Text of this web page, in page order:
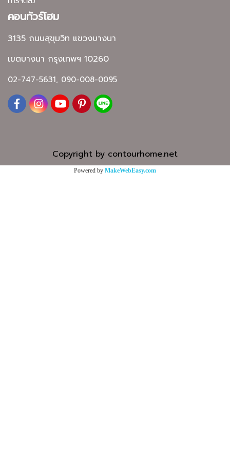
คอนทัวร์โฮม
3135 ถนนสุขุมวิท แขวงบางนา
เขตบางนา กรุงเทพฯ 10260
02-747-5631, 090-008-0095
Copyright by contourhome.net
Powered by MakeWebEasy.com